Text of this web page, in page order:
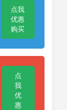
点我
优惠
购买
点
我
优
惠